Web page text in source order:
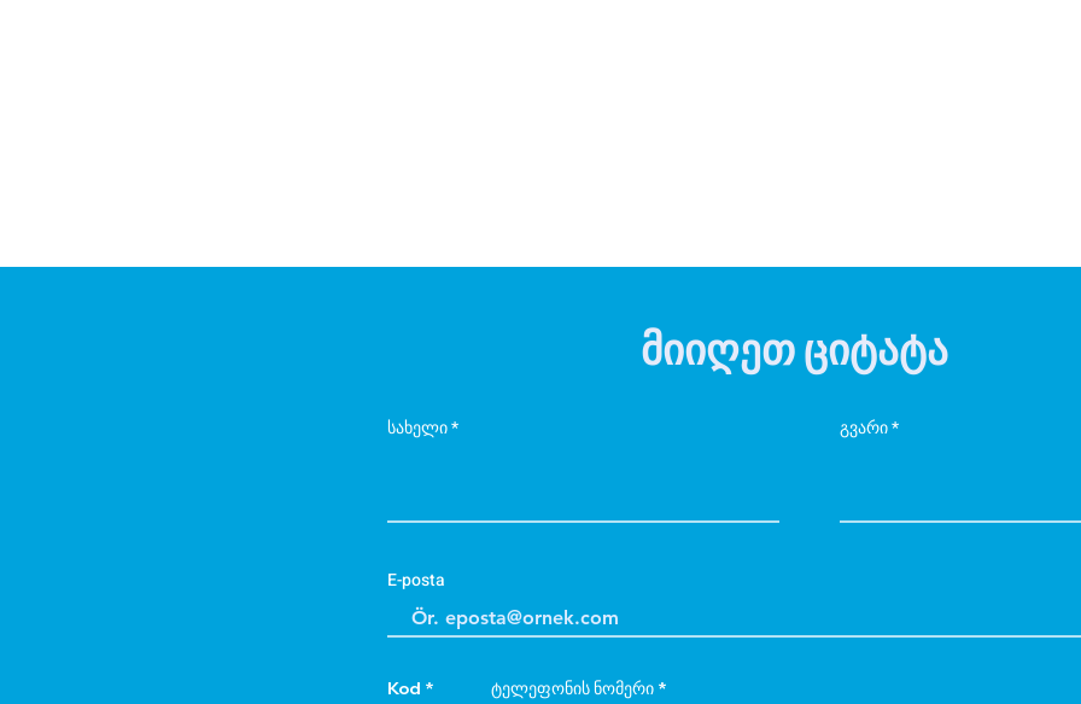
მიიღეთ ციტატა
სახელი გვარი
E-posta
Kod ტელეფონის ნომერი